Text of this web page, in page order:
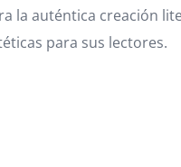
auténtica creación
para sus lectores.